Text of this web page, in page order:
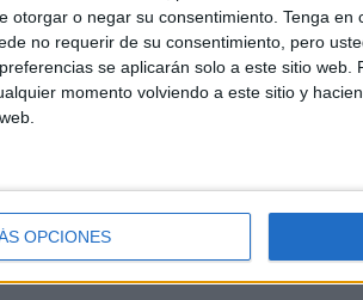
otorgar o negar su consentimiento. Tenga en
no requerir de su consentimiento, pero
se aplicarán solo a este sitio
momento volviendo a este sitio y
OPCIONES
y siente el escudo. De ello se ocupa
por los cinco sentidos y se le nota en
otras.